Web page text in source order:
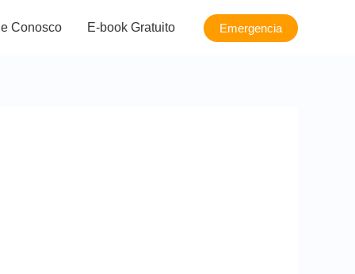
Conosco E-book Gratuito Emergencia